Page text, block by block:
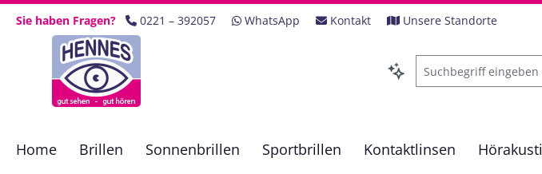
Hauptinhalt springen
Zur Suche springen
Zur Hauptnavigation springen
Sie haben Fragen? 0221 – 392057 WhatsApp Kontakt Unsere Standorte
Home Brillen Sonnenbrillen Sportbrillen Kontaktlinsen